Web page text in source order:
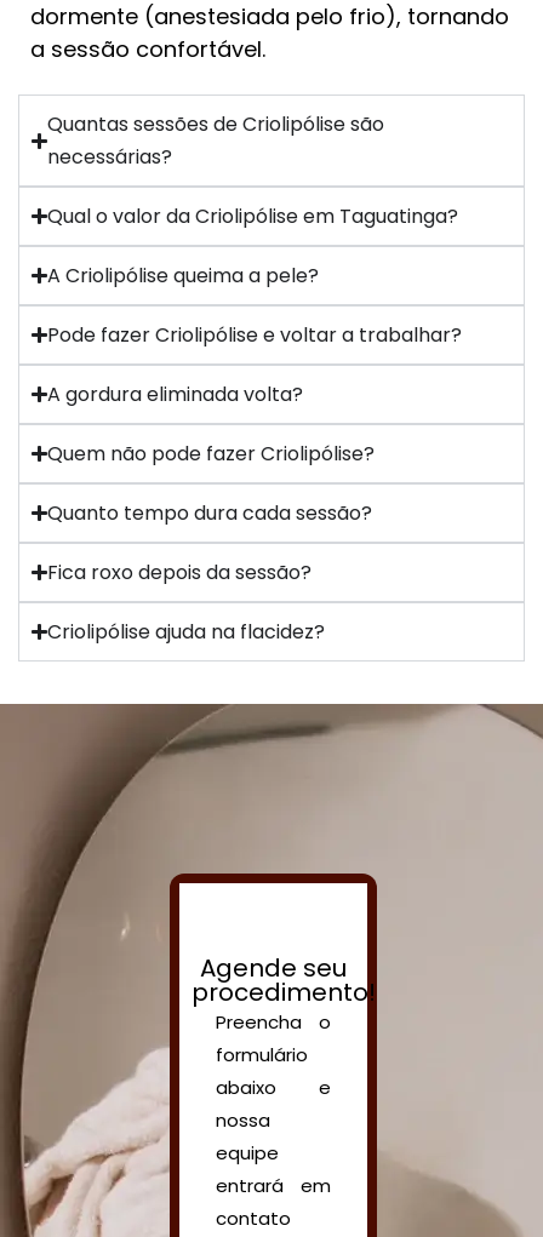
dormente (anestesiada pelo frio), tornando
a sessão confortável.
Quantas sessões de Criolipólise são
necessárias?
Qual o valor da Criolipólise em Taguatinga?
A Criolipólise queima a pele?
Pode fazer Criolipólise e voltar a trabalhar?
A gordura eliminada volta?
Quem não pode fazer Criolipólise?
Quanto tempo dura cada sessão?
Fica roxo depois da sessão?
Criolipólise ajuda na flacidez?
Agende seu
procedimento!
Preencha o
formulário
abaixo e
nossa
equipe
entrará em
contato